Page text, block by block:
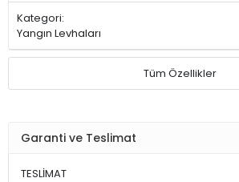
Kategori:
Yangın Levhaları
Tüm Özellikler
Garanti ve Teslimat
TESLİMAT